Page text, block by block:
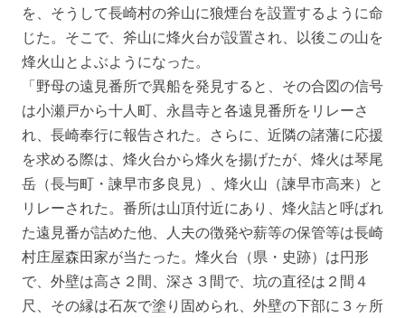
を、そうして長崎村の斧山に狼煙台を設置するように命
じた。そこで、斧山に烽火台が設置され、以後この山を
烽火山とよぶようになった。
「野母の遠見番所で異船を発見すると、その合図の信号
は小瀬戸から十人町、永昌寺と各遠見番所をリレーさ
れ、長崎奉行に報告された。さらに、近隣の諸藩に応援
を求める際は、烽火台から烽火を揚げたが、烽火は琴尾
岳（長与町・諫早市多良見）、烽火山（諫早市高来）と
リレーされた。番所は山頂付近にあり、烽火詰と呼ばれ
た遠見番が詰めた他、人夫の徴発や薪等の保管等は長崎
村庄屋森田家が当たった。烽火台（県・史跡）は円形
で、外壁は高さ２間、深さ３間で、坑の直径は２間４
尺、その縁は石灰で塗り固められ、外壁の下部に３ヶ所